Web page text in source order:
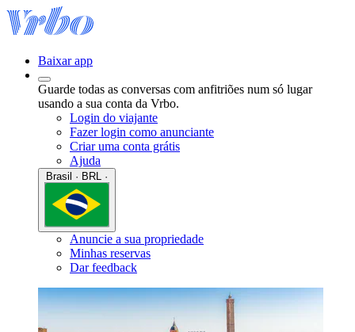
Baixar app
Guarde todas as conversas com anfitriões num só lugar
usando a sua conta da Vrbo.
Login do viajante
Fazer login como anunciante
Criar uma conta grátis
Ajuda
Anuncie a sua propriedade
Minhas reservas
Dar feedback